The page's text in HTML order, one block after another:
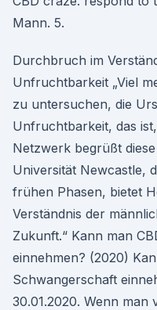
Mann. 5.
Durchbruch im
Unfruchtbarkeit „Viel
zu untersuchen, die
Unfruchtbarkeit, das
Netzwerk begrüßt
Universität Newcastle,
frühen Phasen, bietet
Verständnis der
Zukunft.“ Kann man
einnehmen? (2020)
Schwangerschaft
30.01.2020. Wenn